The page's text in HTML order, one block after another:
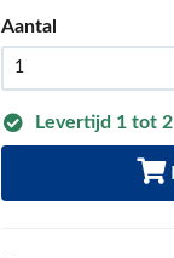
Aantal
Levertijd 1 tot